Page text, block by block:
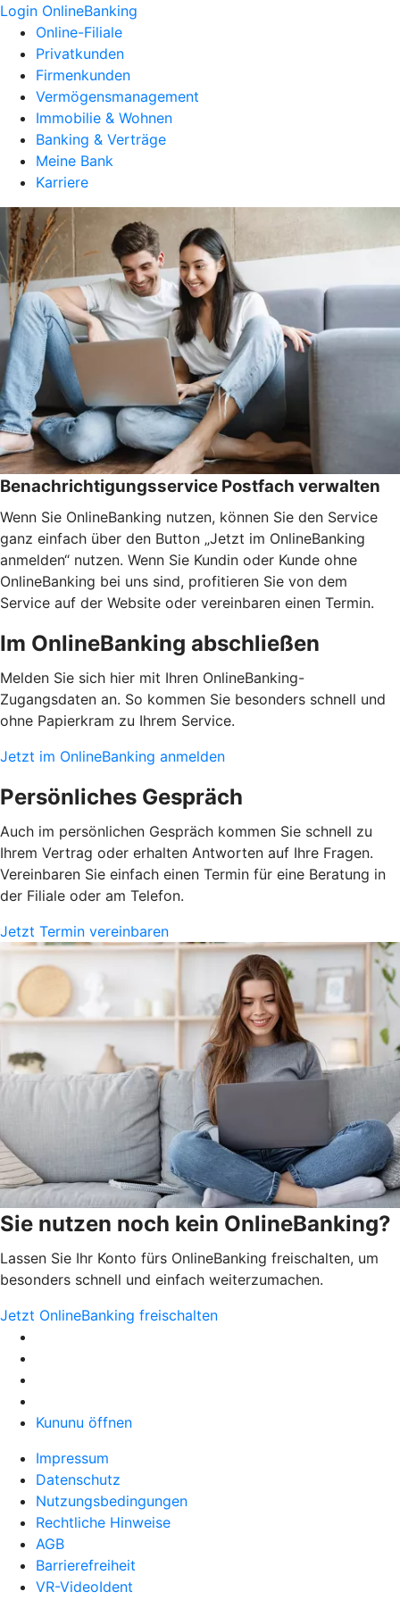
Login OnlineBanking
Online-Filiale
Privatkunden
Firmenkunden
Vermögensmanagement
Immobilie & Wohnen
Banking & Verträge
Meine Bank
Karriere
Benachrichtigungsservice Postfach verwalten
Wenn Sie OnlineBanking nutzen, können Sie den Service
ganz einfach über den Button „Jetzt im OnlineBanking
anmelden“ nutzen. Wenn Sie Kundin oder Kunde ohne
OnlineBanking bei uns sind, profitieren Sie von dem
Service auf der Website oder vereinbaren einen Termin.
Im OnlineBanking abschließen
Melden Sie sich hier mit Ihren OnlineBanking-
Zugangsdaten an. So kommen Sie besonders schnell und
ohne Papierkram zu Ihrem Service.
Jetzt im OnlineBanking anmelden
Persönliches Gespräch
Auch im persönlichen Gespräch kommen Sie schnell zu
Ihrem Vertrag oder erhalten Antworten auf Ihre Fragen.
Vereinbaren Sie einfach einen Termin für eine Beratung in
der Filiale oder am Telefon.
Jetzt Termin vereinbaren
Sie nutzen noch kein OnlineBanking?
Lassen Sie Ihr Konto fürs OnlineBanking freischalten, um
besonders schnell und einfach weiterzumachen.
Jetzt OnlineBanking freischalten
Kununu öffnen
Impressum
Datenschutz
Nutzungsbedingungen
Rechtliche Hinweise
AGB
Barrierefreiheit
VR-VideoIdent